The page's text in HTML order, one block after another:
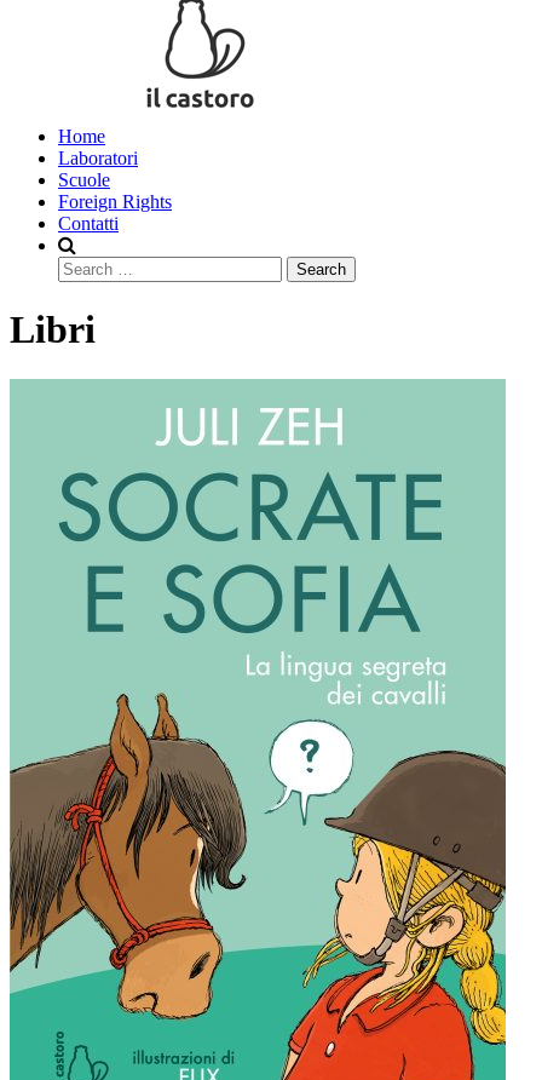
Home
Laboratori
Scuole
Foreign Rights
Contatti
Search
Libri